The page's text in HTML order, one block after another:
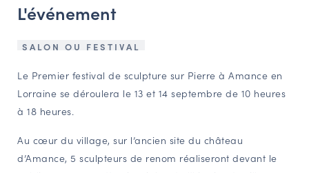
Espace acteurs
NAVIGATION FILTRÉE « ACTEURS »
Comité d'Histoire Régionale
L'événement
SALON OU FESTIVAL
Le Premier festival de sculpture sur Pierre à Amance en
Lorraine se déroulera le 13 et 14 septembre de 10 heures
à 18 heures.
Au cœur du village, sur l’ancien site du château
d’Amance, 5 sculpteurs de renom réaliseront devant le